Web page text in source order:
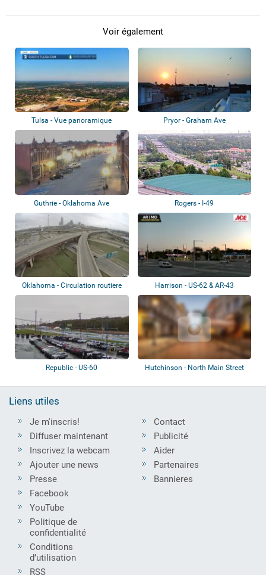
Voir également
Tulsa - Vue panoramique Pryor - Graham Ave
Guthrie - Oklahoma Ave Rogers - I-49
Oklahoma - Circulation routiere Harrison - US-62 & AR-43
Republic - US-60 Hutchinson - North Main Street
Liens utiles
Je m'inscris!
Diffuser maintenant
Inscrivez la webcam
Ajouter une news
Presse
Contact
Publicité
Aider
Partenaires
Bannieres
Facebook
YouTube
Politique de
confidentialité
Conditions
d’utilisation
RSS